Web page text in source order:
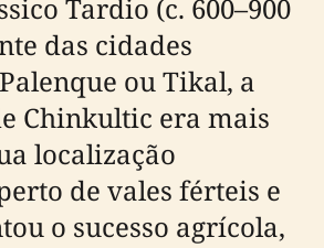
Tardio (c. 600–900
das cidades
ou Tikal, a
Chinkultic era mais
localização
de vales férteis e
o sucesso agrícola,